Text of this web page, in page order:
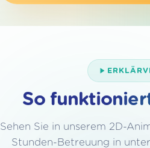
So
Sehen Sie in unserem 2D-
Stunden-Betreuung in